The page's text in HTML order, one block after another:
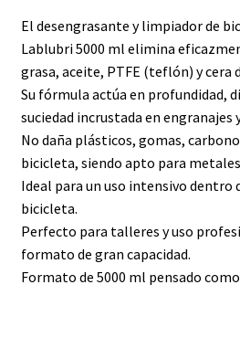
El desengrasante y limpiador de
Lablubri 5000 ml elimina
grasa, aceite, PTFE (teflón) y cera
Su fórmula actúa en profundidad,
suciedad incrustada en engranajes
No daña plásticos, gomas,
bicicleta, siendo apto para
Ideal para un uso intensivo
bicicleta.
Perfecto para talleres y uso
formato de gran capacidad.
Formato de 5000 ml pensado